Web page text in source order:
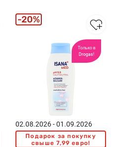
Только в
Drogas!
02.08.2026 - 01.09.2026
Подарок за покупку
свыше 7,99 евро!
20%